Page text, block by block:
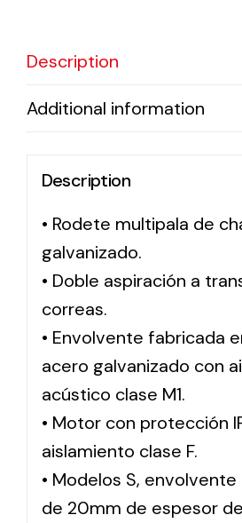
Variedad de soluciones solares
Solar lighting
Variety of solar solutions for all
Description
Additional information
Description
• Rodete multipala de
galvanizado.
• Doble aspiración a
correas.
• Envolvente fabricada
acero galvanizado con
acústico clase M1.
• Motor con protección
aislamiento clase F.
• Modelos S,
de 20mm de espesor